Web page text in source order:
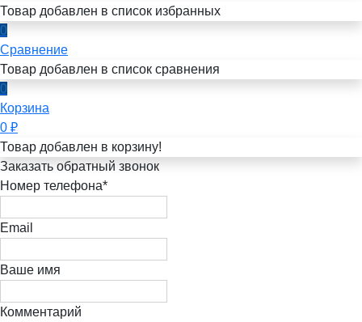
Товар добавлен в список избранных
0
Сравнение
Товар добавлен в список сравнения
0
Корзина
0 ₽
Товар добавлен в корзину!
Заказать обратный звонок
Номер телефона*
Email
Ваше имя
Комментарий